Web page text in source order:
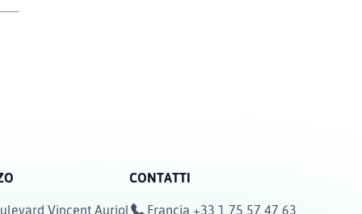
Vincent Auriol
CONTATTI
Francia +33 1 75 57 47 63